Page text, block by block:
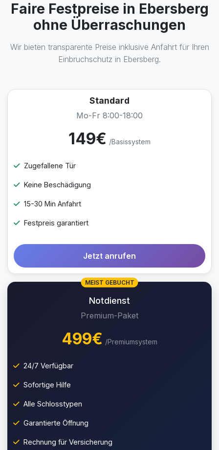
Faire Festpreise in Ebersberg
ohne Überraschungen
Wir bieten transparente Preise inklusive Anfahrt für Ihren
Einbruchschutz in Ebersberg.
Standard
Mo-Fr 8:00-18:00
149€ /Basissystem
Zugefallene Tür
Keine Beschädigung
15-30 Min Anfahrt
Festpreis garantiert
Jetzt anrufen
MEIST GEBUCHT
Notdienst
Premium-Paket
499€ /Premiumsystem
24/7 Verfügbar
Sofortige Hilfe
Alle Schlosstypen
Garantierte Öffnung
Rechnung für Versicherung